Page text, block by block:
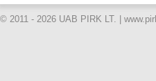
© 2011 - 2026 UAB PIRK LT. |